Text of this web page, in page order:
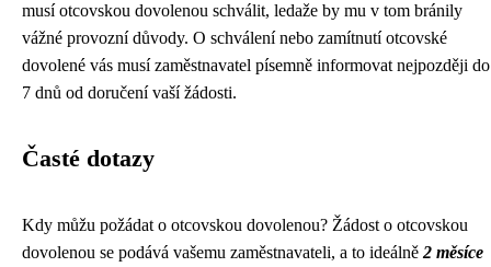
musí otcovskou dovolenou schválit, ledaže by mu v tom bránily
vážné provozní důvody. O schválení nebo zamítnutí otcovské
dovolené vás musí zaměstnavatel písemně informovat nejpozději do
7 dnů od doručení vaší žádosti.
Časté dotazy
Kdy můžu požádat o otcovskou dovolenou? Žádost o otcovskou
dovolenou se podává vašemu zaměstnavateli, a to ideálně 2 měsíce